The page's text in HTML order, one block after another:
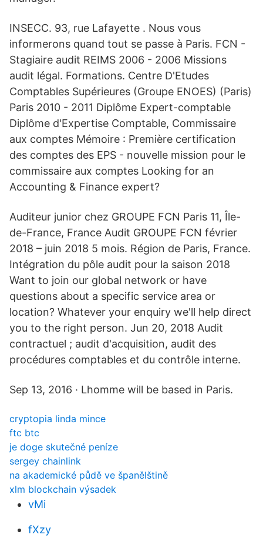
INSECC. 93, rue Lafayette . Nous vous
informerons quand tout se passe à Paris. FCN -
Stagiaire audit REIMS 2006 - 2006 Missions
audit légal. Formations. Centre D'Etudes
Comptables Supérieures (Groupe ENOES) (Paris)
Paris 2010 - 2011 Diplôme Expert-comptable
Diplôme d'Expertise Comptable, Commissaire
aux comptes Mémoire : Première certification
des comptes des EPS - nouvelle mission pour le
commissaire aux comptes Looking for an
Accounting & Finance expert?
Auditeur junior chez GROUPE FCN Paris 11, Île-
de-France, France Audit GROUPE FCN février
2018 – juin 2018 5 mois. Région de Paris, France.
Intégration du pôle audit pour la saison 2018
Want to join our global network or have
questions about a specific service area or
location? Whatever your enquiry we'll help direct
you to the right person. Jun 20, 2018 Audit
contractuel ; audit d'acquisition, audit des
procédures comptables et du contrôle interne.
Sep 13, 2016 · Lhomme will be based in Paris.
cryptopia linda mince
ftc btc
je doge skutečné peníze
sergey chainlink
na akademické půdě ve španělštině
xlm blockchain výsadek
vMi
fXzy